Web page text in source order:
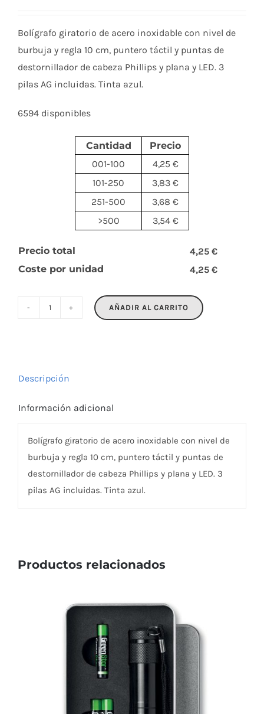
Bolígrafo giratorio de acero inoxidable con nivel de
burbuja y regla 10 cm, puntero táctil y puntas de
destornillador de cabeza Phillips y plana y LED. 3
pilas AG incluidas. Tinta azul.
6594 disponibles
Cantidad
Precio
001-100
4,25 €
101-250
3,83 €
251-500
3,68 €
>500
3,54 €
Precio total
4,25 €
Coste por unidad
4,25 €
AÑADIR AL CARRITO
Descripción
Información adicional
Bolígrafo giratorio de acero inoxidable con nivel de
burbuja y regla 10 cm, puntero táctil y puntas de
destornillador de cabeza Phillips y plana y LED. 3
pilas AG incluidas. Tinta azul.
Productos relacionados